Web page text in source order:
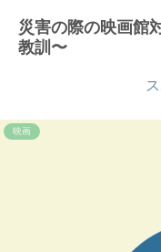
災害の際の映画館
教訓〜
映画